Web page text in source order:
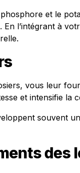
et le
l’intégrant à
vous leur
et intensifie la
souvent
des